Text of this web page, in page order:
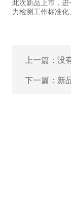
此次新品上市，
力检测工作标准
上一篇：没
下一篇： 新